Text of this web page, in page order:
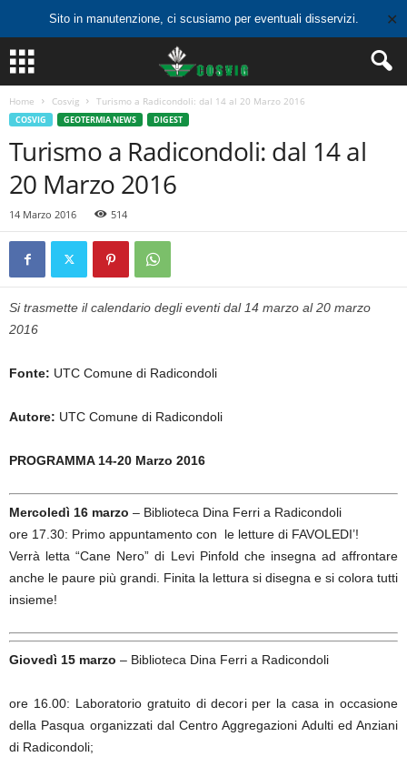
Sito in manutenzione, ci scusiamo per eventuali disservizi. ✕
Home Cosvig Turismo a Radicondoli: dal 14 al 20 Marzo 2016
COSVIG GEOTERMIA NEWS DIGEST
Turismo a Radicondoli: dal 14 al
20 Marzo 2016
14 Marzo 2016 514
Si trasmette il calendario degli eventi dal 14 marzo al 20 marzo
2016
Fonte: UTC Comune di Radicondoli
Autore: UTC Comune di Radicondoli
PROGRAMMA 14-20 Marzo 2016
Mercoledì 16 marzo – Biblioteca Dina Ferri a Radicondoli
ore 17.30: Primo appuntamento con le letture di FAVOLEDI’!
Verrà letta “Cane Nero” di Levi Pinfold che insegna ad affrontare
anche le paure più grandi. Finita la lettura si disegna e si colora tutti
insieme!
Giovedì 15 marzo – Biblioteca Dina Ferri a Radicondoli
ore 16.00: Laboratorio gratuito di decori per la casa in occasione
della Pasqua organizzati dal Centro Aggregazioni Adulti ed Anziani
di Radicondoli;